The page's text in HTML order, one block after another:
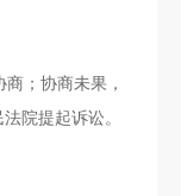
；协商未果，
院提起诉讼。